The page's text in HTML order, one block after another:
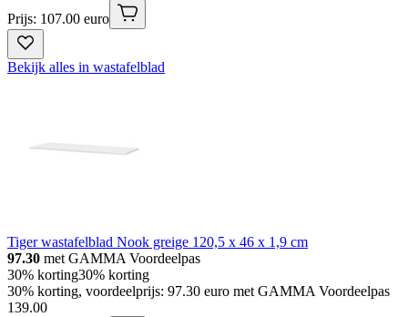
Prijs: 107.00 euro
Bekijk alles in wastafelblad
Tiger wastafelblad Nook greige 120,5 x 46 x 1,9 cm
97.30 met GAMMA Voordeelpas
30% korting30% korting
30% korting, voordeelprijs: 97.30 euro met GAMMA Voordeelpas
139.00